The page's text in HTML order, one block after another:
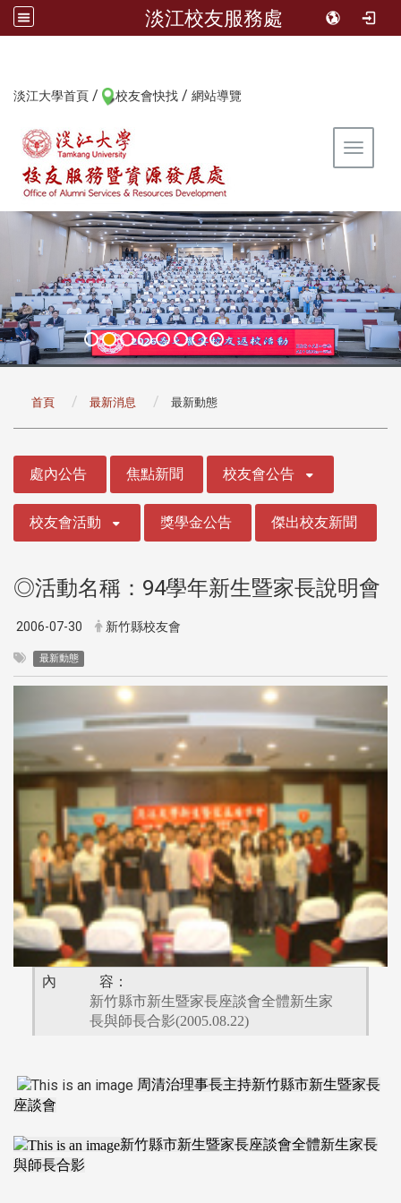
淡江校友服務處
淡江大學首頁 / 校友會快找 / 網站導覽
Toggle
首頁 最新消息 最新動態
處內公告 焦點新聞 校友會公告
校友會活動 獎學金公告 傑出校友新聞
◎活動名稱：94學年新生暨家長說明會
2006-07-30 新竹縣校友會
最新動態
內 容：
新竹縣市新生暨家長座談會全體新生家
長與師長合影(2005.08.22)
周清治理事長主持新竹縣市新生暨家長
座談會
新竹縣市新生暨家長座談會全體新生家長
與師長合影